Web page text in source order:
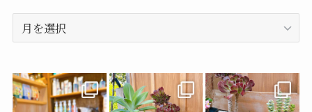
ー
イ
ブ